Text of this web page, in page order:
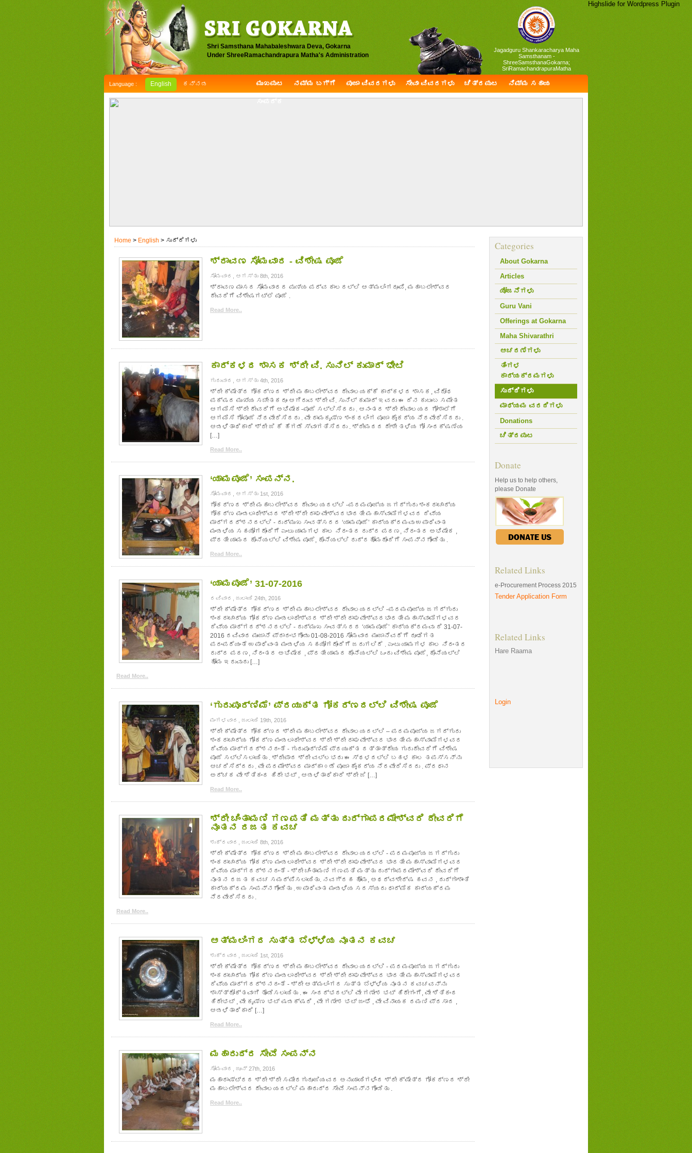
Shri Samsthana Mahabaleshwara Deva, Gokarna
Under ShreeRamachandrapura Matha's Administration
Jagadguru Shankaracharya Maha
Samsthanam -
ShreeSamsthanaGokarna;
SriRamachandrapuraMatha
Language : English ಕನ್ನಡ ಮುಖಪುಟ ನಮ್ಮ ಬಗ್ಗೆ ಪೂಜಾ ವಿವರಗಳು ಸೇವಾ ವಿವರಗಳು ಚಿತ್ರಪುಟ ನಿಮ್ಮ ಸಹಾಯ
Categories
About Gokarna
Articles
ಯೋಜನೆಗಳು
Guru Vani
Offerings at Gokarna
Maha Shivarathri
ಆಚರಣೆಗಳು
ತಿಂಗಳ
ಕಾರ್ಯಕ್ರಮಗಳು
ಸುದ್ದಿಗಳು
ಮಾಧ್ಯಮ ವರದಿಗಳು
Donations
ಚಿತ್ರಪುಟ
Donate
Help us to help others,
please Donate
Related Links
e-Procurement Process 2015
Tender Application Form
Related Links
Hare Raama
Login
Home > English > ಸುದ್ದಿಗಳು
ಶ್ರಾವಣ ಸೋಮವಾರ - ವಿಶೇಷ ಪೂಜೆ
ಸೋಮವಾರ, ಆಗಸ್ತು 8th, 2016
ಶ್ರಾವಣ ಮಾಸದ ಸೋಮವಾರದ ಪುಣ್ಯ ಪರ್ವ ಕಾಲದಲ್ಲಿ ಆತ್ಮಲಿಂಗರೂಪಿ, ಮಹಾಬಲೇಶ್ವರ
ದೇವರಿಗೆ ವಿಶೇಷಗಟ್ಲೆ ಪೂಜೆ .
Read More..
ಕಾರ್ಕಳದ ಶಾಸಕ ಶ್ರೀ ವಿ. ಸುನಿಲ್ ಕುಮಾರ್ ಭೇಟಿ
ಗುರುವಾರ, ಆಗಸ್ತು 4th, 2016
ಶ್ರೀ ಕ್ಷೇತ್ರ ಗೋಕರ್ಣದ ಶ್ರೀ ಮಹಾಬಲೇಶ್ವರ ದೇವಾಲಯಕ್ಕೆ ಕಾರ್ಕಳದ ಶಾಸಕ, ವಿರೋಧ
ಪಕ್ಷದ ಮುಖ್ಯ ಸಚೇತಕರೂ ಆಗಿರುವ ಶ್ರೀ ವಿ. ಸುನಿಲ್ ಕುಮಾರ್ ಇವರು ಈ ದಿನ ಕುಟುಂಬ ಸಮೇತ
ಆಗಮಿಸಿ ಶ್ರೀ ದೇವರಿಗೆ ಅಭಿಷೇಕ-ಪೂಜೆ ಸಲ್ಲಿಸಿದರು . ಆನಂತರ ಶ್ರೀ ದೇವಾಲಯದ ಗೋಶಾಲೆಗೆ
ಆಗಮಿಸಿ ಗೋಪೂಜೆ ನೆರವೇರಿಸಿದರು . ವೇ ರಾಮಕೃಷ್ಣ ಶಂಕರಲಿಂಗ ಪೂಜಾ ಕೈಂಕರ್ಯ ನೆರವೇರಿಸಿದರು .
ಆಡಳಿತಾಧಿಕಾರಿ ಶ್ರೀ ಜಿ ಕೆ ಹೆಗಡೆ ಸ್ವಾಗತಿಸಿದರು . ಶ್ರೀಮಠದ ದೇಶೀ ತಳಿಯ ಗೋ ಸಂರಕ್ಷಣೆಯ
[…]
Read More..
‘ಯಾಮಪೂಜೆ’ ಸಂಪನ್ನ.
ಸೋಮವಾರ, ಆಗಸ್ತು 1st, 2016
ಗೋಕರ್ಣದ ಶ್ರೀ ಮಹಾಬಲೇಶ್ವರ ದೇವಾಲಯದಲ್ಲಿ -ಪರಮಪೂಜ್ಯ ಜಗದ್ಗುರು ಶಂಕರಾಚಾರ್ಯ
ಗೋಕರ್ಣ ಮಂಡಲಾಧೀಶ್ವರ ಶ್ರೀ ಶ್ರೀ ರಾಘವೇಶ್ವರಭಾರತೀ ಮಹಾಸ್ವಾಮಿಗಳವರ ದಿವ್ಯ
ಮಾರ್ಗದರ್ಶನದಲ್ಲಿ - ದುರ್ಮುಖ ಸಂವತ್ಸರದ ‘ಯಾಮಪೂಜೆ’ ಕಾರ್ಯಕ್ರಮವು ಉಪಾಧಿವಂತ
ಮಂಡಳಿಯ ಸಹಯೋಗದೊಂದಿಗೆ ಎಂಟು ಯಾಮಗಳ ಕಾಲ ನಿರಂತರ ರುದ್ರ ಪಠಣ, ನಿರಂತರ ಅಭಿಷೇಕ ,
ಪ್ರತೀ ಯಾಮದ ಕೊನೆಯಲ್ಲಿ ವಿಶೇಷ ಪೂಜೆ, ಕೊನೆಯಲ್ಲಿ ರುದ್ರಹೋಮದೊಂದಿಗೆ ಸಂಪನ್ನಗೊಂಡಿತು .
Read More..
‘ಯಾಮಪೂಜೆ’ 31-07-2016
ರವಿವಾರ, ಜುಲಾಯಿ 24th, 2016
ಶ್ರೀ ಕ್ಷೇತ್ರ ಗೋಕರ್ಣದ ಶ್ರೀ ಮಹಾಬಲೇಶ್ವರ ದೇವಾಲಯದಲ್ಲಿ -ಪರಮಪೂಜ್ಯ ಜಗದ್ಗುರು
ಶಂಕರಾಚಾರ್ಯ ಗೋಕರ್ಣ ಮಂಡಲಾಧೀಶ್ವರ ಶ್ರೀ ಶ್ರೀ ರಾಘವೇಶ್ವರಭಾರತೀ ಮಹಾಸ್ವಾಮಿಗಳವರ
ದಿವ್ಯ ಮಾರ್ಗದರ್ಶನದಲ್ಲಿ - ದುರ್ಮುಖ ಸಂವತ್ಸರದ ‘ಯಾಮಪೂಜೆ’ ಕಾರ್ಯಕ್ರಮವು ದಿ 31-07-
2016 ರವಿವಾರ ಮುಂಜಾನೆ ಪ್ರಾರಂಭಗೊಂಡು 01-08-2016 ಸೋಮವಾರ ಮುಂಜಾನೆವರೆಗೆ ರೂಢಿಗತ
ಪರಂಪರೆಯಂತೆ ಉಪಾಧಿವಂತ ಮಂಡಳಿಯ ಸಹಯೋಗದೊಂದಿಗೆ ಜರುಗಲಿದೆ . ಎಂಟು ಯಾಮಗಳ ಕಾಲ ನಿರಂತರ
ರುದ್ರ ಪಠಣ, ನಿರಂತರ ಅಭಿಷೇಕ , ಪ್ರತೀ ಯಾಮದ ಕೊನೆಯಲ್ಲಿ ಒಂದು ವಿಶೇಷ ಪೂಜೆ, ಕೊನೆಯಲ್ಲಿ
ಹೋಮ ಇರುವುದು […]
Read More..
‘ಗುರುಪೂರ್ಣಿಮೆ’ ಪ್ರಯುಕ್ತ ಗೋಕರ್ಣದಲ್ಲಿ ವಿಶೇಷ ಪೂಜೆ
ಮಂಗಳವಾರ, ಜುಲಾಯಿ 19th, 2016
ಶ್ರೀ ಕ್ಷೇತ್ರ ಗೋಕರ್ಣದ ಶ್ರೀ ಮಹಾಬಲೇಶ್ವರ ದೇವಾಲಯದಲ್ಲಿ – ಪರಮಪೂಜ್ಯ ಜಗದ್ಗುರು
ಶಂಕರಾಚಾರ್ಯ ಗೋಕರ್ಣ ಮಂಡಲಾಧೀಶ್ವರ ಶ್ರೀ ಶ್ರೀ ರಾಘವೇಶ್ವರ ಭಾರತೀ ಮಹಾಸ್ವಾಮಿಗಳವರ
ದಿವ್ಯ ಮಾರ್ಗದರ್ಶನದಂತೆ - ಗುರುಪೂರ್ಣಿಮೆ ಪ್ರಯುಕ್ತ ದತ್ತಾತ್ರೇಯ ಗುರುದೇವರಿಗೆ ವಿಶೇಷ
ಪೂಜೆ ಸಲ್ಲಿಸಲಾಯಿತು . ಶ್ರೀಪಾದ ಶ್ರೀ ವಲ್ಲಭರು ಈ ಸ್ಥಳದಲ್ಲಿ ಬಹಳ ಕಾಲ ತಪಸ್ಸನ್ನು
ಆಚರಿಸಿದ್ದರು . ವೇ ಪರಮೇಶ್ವರ ಮಾರ್ಕಾ೦ಡೆ ಪೂಜಾ ಕೈಂಕರ್ಯ ನೆರವೇರಿಸಿದರು . ಪ್ರಧಾನ
ಅರ್ಚಕ ವೇ ಶಿತಿಕಂಠ ಹಿರೇ ಭಟ್ , ಆಡಳಿತಾಧಿಕಾರಿ ಶ್ರೀ ಜಿ […]
Read More..
ಶ್ರೀ ಚಿಂತಾಮಣಿ ಗಣಪತಿ ಮತ್ತು ದುರ್ಗಾಪರಮೇಶ್ವರಿ ದೇವರಿಗೆ
ನೂತನ ರಜತ ಕವಚ
ಶುಕ್ರವಾರ, ಜುಲಾಯಿ 8th, 2016
ಶ್ರೀ ಕ್ಷೇತ್ರ ಗೋಕರ್ಣದ ಶ್ರೀ ಮಹಾಬಲೇಶ್ವರ ದೇವಾಲಯದಲ್ಲಿ - ಪರಮಪೂಜ್ಯ ಜಗದ್ಗುರು
ಶಂಕರಾಚಾರ್ಯ ಗೋಕರ್ಣ ಮಂಡಲಾಧೀಶ್ವರ ಶ್ರೀ ಶ್ರೀ ರಾಘವೇಶ್ವರ ಭಾರತೀ ಮಹಾಸ್ವಾಮಿಗಳವರ
ದಿವ್ಯ ಮಾರ್ಗದರ್ಶನದಂತೆ - ಶ್ರೀ ಚಿಂತಾಮಣಿ ಗಣಪತಿ ಮತ್ತು ದುರ್ಗಾಪರಮೇಶ್ವರಿ ದೇವರಿಗೆ
ನೂತನ ರಜತ ಕವಚ ಸಮರ್ಪಿಸಲಾಯಿತು. ನವಗ್ರಹ ಹೋಮ, ಅಥರ್ವಶೀರ್ಷ ಹವನ , ದುರ್ಗಾಶಾಂತಿ
ಕಾರ್ಯಕ್ರಮ ಸಂಪನ್ನಗೊಂಡಿತು . ಉಪಾಧಿವಂತ ಮಂಡಳಿಯ ಸದಸ್ಯರು ಧಾರ್ಮಿಕ ಕಾರ್ಯಕ್ರಮ
ನೆರವೇರಿಸಿದರು .
Read More..
ಆತ್ಮಲಿಂಗದ ಸುತ್ತ ಬೆಳ್ಳಿಯ ನೂತನ ಕವಚ
ಶುಕ್ರವಾರ, ಜುಲಾಯಿ 1st, 2016
ಶ್ರೀ ಕ್ಷೇತ್ರ ಗೋಕರ್ಣದ ಶ್ರೀ ಮಹಾಬಲೇಶ್ವರ ದೇವಾಲಯದಲ್ಲಿ - ಪರಮಪೂಜ್ಯ ಜಗದ್ಗುರು
ಶಂಕರಾಚಾರ್ಯ ಗೋಕರ್ಣ ಮಂಡಲಾಧೀಶ್ವರ ಶ್ರೀ ಶ್ರೀ ರಾಘವೇಶ್ವರ ಭಾರತೀ ಮಹಾಸ್ವಾಮಿಗಳವರ
ದಿವ್ಯ ಮಾರ್ಗದರ್ಶನದಂತೆ - ಶ್ರೀ ಆತ್ಮಲಿಂಗದ ಸುತ್ತ ಬೆಳ್ಳಿಯ ನೂತನ ಕವಚವನ್ನು
ಶಾಸ್ತ್ರೋಕ್ತವಾಗಿ ತೊಡಿಸಲಾಯಿತು . ಈ ಸಂದರ್ಭದಲ್ಲಿ ವೇ ಗಣೇಶ ಭಟ್ ಹಿರೇಗಂಗೆ, ವೇ ಶಿತಿಕಂಠ
ಹಿರೇಭಟ್ , ವೇ ಕೃಷ್ಣ ಭಟ್ ಷಡಕ್ಷರಿ , ವೇ ಗಣೇಶ ಭಟ್ ಜಂಭೆ , ವೇ ವಿನಾಯಕ ರಮಣಿ ಪ್ರಸಾದ ,
ಆಡಳಿತಾಧಿಕಾರಿ […]
Read More..
ಮಹಾರುದ್ರ ಸೇವೆ ಸಂಪನ್ನ
ಸೋಮವಾರ, ಜೂನ್ 27th, 2016
ಮಹಾರಾಷ್ಟ್ರದ ಶ್ರೀ ಶ್ರೀ ಸಮೀರಗುರೂಜಿಯವರ ಅನುಯಾಯಿಗಳಿಂದ ಶ್ರೀ ಕ್ಷೇತ್ರ ಗೋಕರ್ಣದ ಶ್ರೀ
ಮಹಾಬಲೇಶ್ವರ ದೇವಾಲಯದಲ್ಲಿ ಮಹಾರುದ್ರ ಸೇವೆ ಸಂಪನ್ನಗೊಂಡಿತು .
Read More..
Highslide for Wordpress Plugin